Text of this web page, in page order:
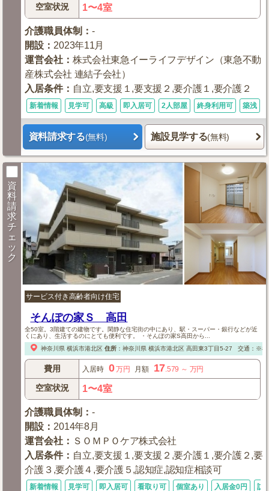
空室状況 1〜4室
介護職員体制 ：-
開設 ： 2023年11月
運営会社 ：株式会社東急イーライフデザイン（東急不動
産株式会社 連結子会社）
入居条件： 自立,要支援１,要支援２,要介護１,要介護２
新着情報 見学可 高級 即入居可 2人部屋 終身利用可 築浅
資料請求する(無料) 施設見学する(無料)
資
料
請
求
チ
ェ
ッ
ク
サービス付き高齢者向け住宅
そんぽの家Ｓ 高田
全50室。3階建ての建物です。閑静な住宅街の中にあり、駅・スーパー・銀行などが近
くにあり、生活するのにとても便利です。 ・そんぽの家S高田から...
神奈川県 横浜市港北区 住所： 神奈川県 横浜市港北区高田東3丁目5-27 交通：※横
費用 入居時 0万円 月額 17.579 ～ 万円
空室状況 1〜4室
介護職員体制 ：-
開設 ： 2014年8月
運営会社 ： ＳＯＭＰＯケア株式会社
入居条件： 自立,要支援１,要支援２,要介護１,要介護２,要
介護３,要介護４,要介護５,認知症,認知症相談可
新着情報 見学可 即入居可 看取り可 個室あり 入居金0円 訪